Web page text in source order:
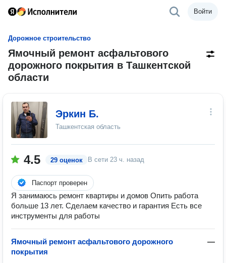
Войти
Дорожное строительство
Ямочный ремонт асфальтового
дорожного покрытия в Ташкентской
области
Эркин Б.
Ташкентская область
4.5 29 оценок В сети 23 ч. назад
Паспорт проверен
Я занимаюсь ремонт квартиры и домов Опить работа
больше 13 лет. Сделаем качество и гарантия Есть все
инструменты для работы
Ямочный ремонт асфальтового дорожного
покрытия
—